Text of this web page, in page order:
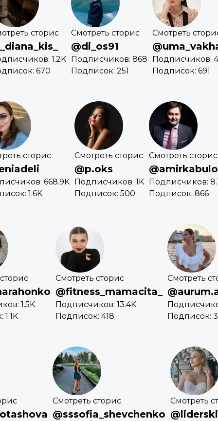
сторис
1.2K
670
Смотреть сторис
@di_os91
Подписчиков: 868
Подписок: 251
Смотреть
Подписчиков:
Подписок: 691
сторис
668.9K
1.6K
Смотреть сторис
@p.oks
Подписчиков: 1K
Подписок: 500
Смотреть сторис
Подписчиков:
Подписок: 866
1.5K
Смотреть сторис
@fitness_mamacita_
Подписчиков: 13.4K
Подписок: 418
Смотреть
Подписок:
Смотреть сторис
@sssofia_shevchenko
Смотреть